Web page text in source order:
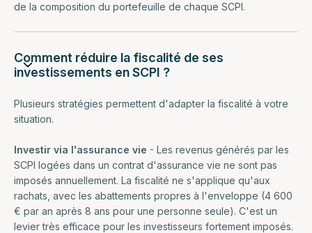
de la composition du portefeuille de chaque SCPI.
Comment réduire la fiscalité de ses
investissements en SCPI ?
Plusieurs stratégies permettent d'adapter la fiscalité à votre
situation.
Investir via l'assurance vie - Les revenus générés par les
SCPI logées dans un contrat d'assurance vie ne sont pas
imposés annuellement. La fiscalité ne s'applique qu'aux
rachats, avec les abattements propres à l'enveloppe (4 600
€ par an après 8 ans pour une personne seule). C'est un
levier très efficace pour les investisseurs fortement imposés.